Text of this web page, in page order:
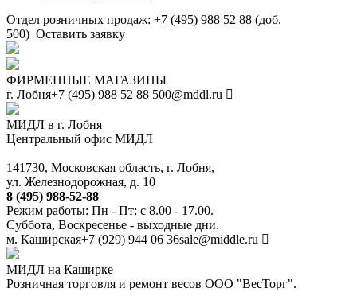
Отдел розничных продаж: +7 (495) 988 52 88 (доб.
500) Оставить заявку
ФИРМЕННЫЕ МАГАЗИНЫ
г. Лобня+7 (495) 988 52 88 500@mddl.ru
МИДЛ в г. Лобня
Центральный офис МИДЛ
141730, Московская область, г. Лобня,
ул. Железнодорожная, д. 10
8 (495) 988-52-88
Режим работы: Пн - Пт: с 8.00 - 17.00.
Суббота, Воскресенье - выходные дни.
м. Каширская+7 (929) 944 06 36sale@middle.ru
МИДЛ на Каширке
Розничная торговля и ремонт весов ООО "ВесТорг".